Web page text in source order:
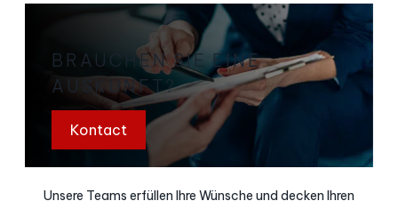
BRAUCHEN SIE EINE
AUSKUNFT?
Kontact
Unsere Teams erfüllen Ihre Wünsche und decken Ihren